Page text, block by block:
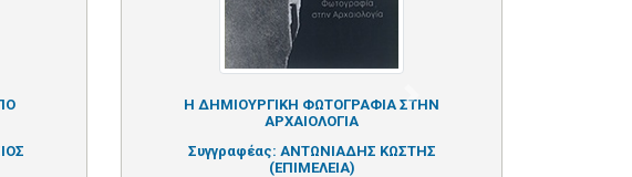
Η ΔΗΜΙΟΥΡΓΙΚΗ ΦΩΤΟΓΡΑΦΙΑ ΣΤΗΝ
ΑΡΧΑΙΟΛΟΓΙΑ
Συγγραφέας: ΑΝΤΩΝΙΑΔΗΣ ΚΩΣΤΗΣ
(ΕΠΙΜΕΛΕΙΑ)
Next